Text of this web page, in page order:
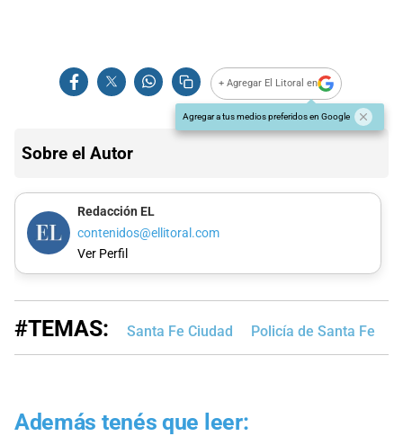
+ Agregar El Litoral en
Agregar a tus medios preferidos en Google
Sobre el Autor
Redacción EL
contenidos@ellitoral.com
Ver Perfil
#TEMAS: Santa Fe Ciudad Policía de Santa Fe
Además tenés que leer: